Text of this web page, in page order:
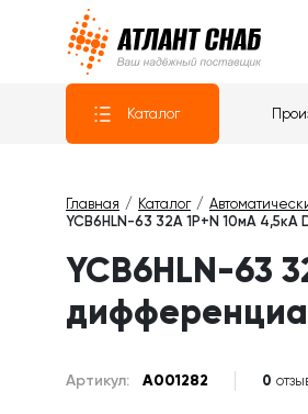
Атлантснаб
Каталог
Главная Каталог
YCB6HLN-63 32А 1P+N 10мА
YCB6HLN-63
Артикул: A001282